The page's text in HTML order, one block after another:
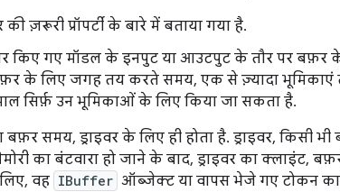
ज़रूरी प्रॉपर्टी के बारे में बताया गया है.
किए गए मॉडल के इनपुट या आउटपुट के तौर पर बफ़र
के लिए जगह तय करते समय, एक से ज़्यादा भूमिकाएं
सिर्फ़ उन भूमिकाओं के लिए किया जा सकता है.
बफ़र समय, ड्राइवर के लिए ही होता है. ड्राइवर, किसी
का बंटवारा हो जाने के बाद, ड्राइवर का क्लाइंट,
वह IBuffer ऑब्जेक्ट या वापस भेजे गए टोकन